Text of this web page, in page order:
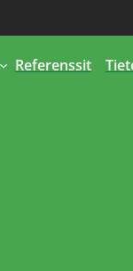
Referenssit